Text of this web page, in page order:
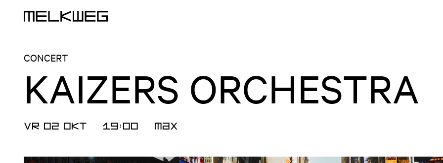
CONCERT
KAIZERS ORCHESTRA
VR 02 OKT 19:00 MAX